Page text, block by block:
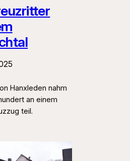
Hanxleden nahm
an einem
teil.